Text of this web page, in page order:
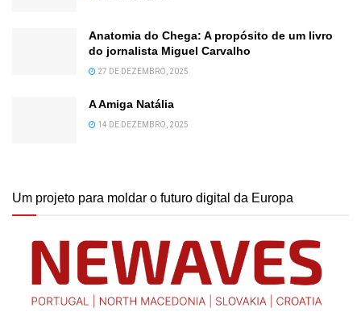
Anatomia do Chega: A propósito de um livro
do jornalista Miguel Carvalho
27 DE DEZEMBRO, 2025
A Amiga Natália
14 DE DEZEMBRO, 2025
Um projeto para moldar o futuro digital da Europa